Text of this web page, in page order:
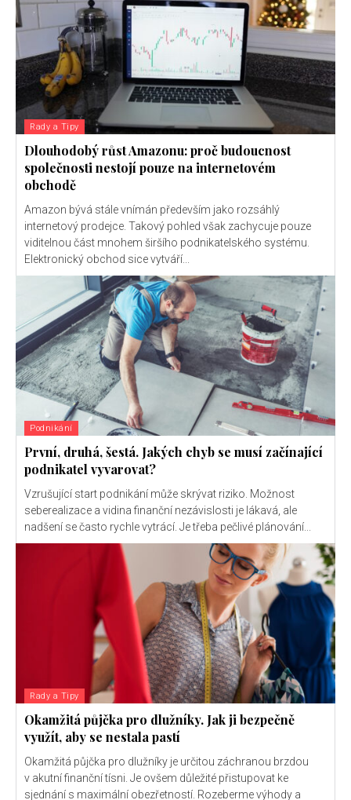
Rady a Tipy
Dlouhodobý růst Amazonu: proč budoucnost
společnosti nestojí pouze na internetovém
obchodě
Amazon bývá stále vnímán především jako rozsáhlý
internetový prodejce. Takový pohled však zachycuje pouze
viditelnou část mnohem širšího podnikatelského systému.
Elektronický obchod sice vytváří...
Podnikání
První, druhá, šestá. Jakých chyb se musí začínající
podnikatel vyvarovat?
Vzrušující start podnikání může skrývat riziko. Možnost
seberealizace a vidina finanční nezávislosti je lákavá, ale
nadšení se často rychle vytrácí. Je třeba pečlivé plánování...
Rady a Tipy
Okamžitá půjčka pro dlužníky. Jak ji bezpečně
využít, aby se nestala pastí
Okamžitá půjčka pro dlužníky je určitou záchranou brzdou
v akutní finanční tísni. Je ovšem důležité přistupovat ke
sjednání s maximální obezřetností. Rozeberme výhody a